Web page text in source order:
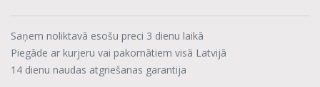
Saņem noliktavā esošu preci 3 dienu laikā
Piegāde ar kurjeru vai pakomātiem visā Latvijā
14 dienu naudas atgriešanas garantija